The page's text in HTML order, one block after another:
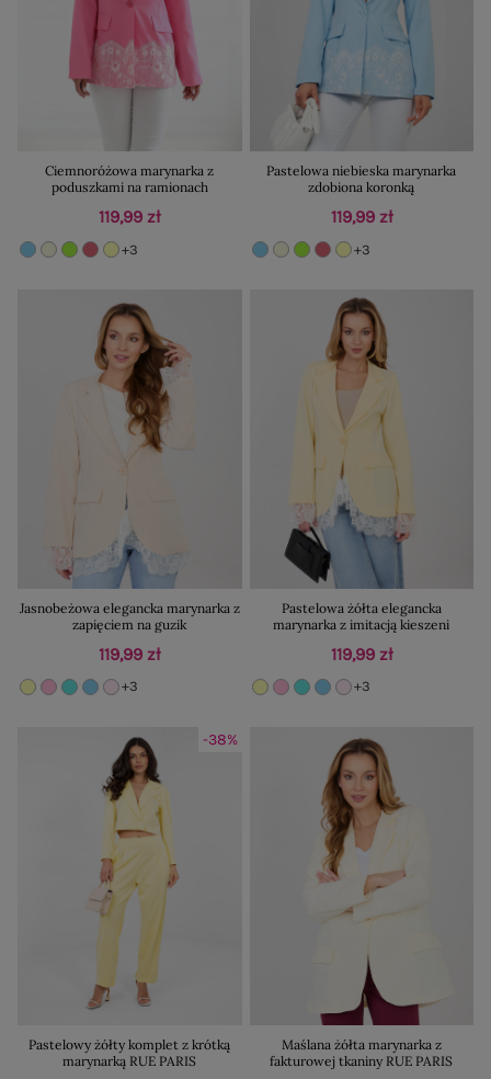
Ciemnoróżowa marynarka z
poduszkami na ramionach
119,99 zł
+3
Pastelowa niebieska marynarka
zdobiona koronką
119,99 zł
+3
Jasnobeżowa elegancka marynarka z
zapięciem na guzik
119,99 zł
+3
Pastelowa żółta elegancka
marynarka z imitacją kieszeni
119,99 zł
+3
-38%
Pastelowy żółty komplet z krótką
marynarką RUE PARIS
Maślana żółta marynarka z
fakturowej tkaniny RUE PARIS